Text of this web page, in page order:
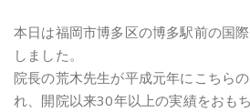
本日は福岡市博多区の博多駅前の国
しました。
院長の荒木先生が平成元年にこちら
れ、開院以来30年以上の実績をおもち